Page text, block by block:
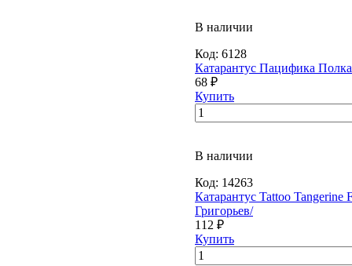
В наличии
Код: 6128
Катарантус Пацифика
68 ₽
Купить
В наличии
Код: 14263
Катарантус Tattoo Tangerine
Григорьев/
112 ₽
Купить